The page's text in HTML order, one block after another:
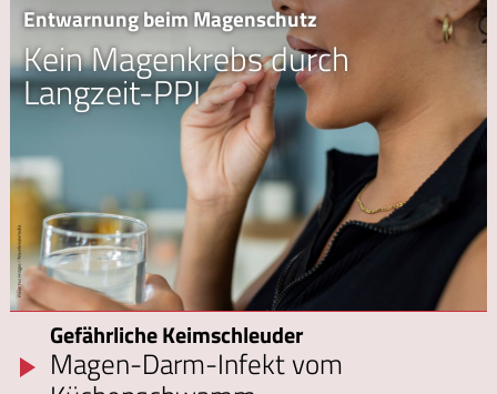
Entwarnung beim Magenschutz
Kein Magenkrebs durch
Langzeit-PPI
Gefährliche Keimschleuder
Magen-Darm-Infekt vom